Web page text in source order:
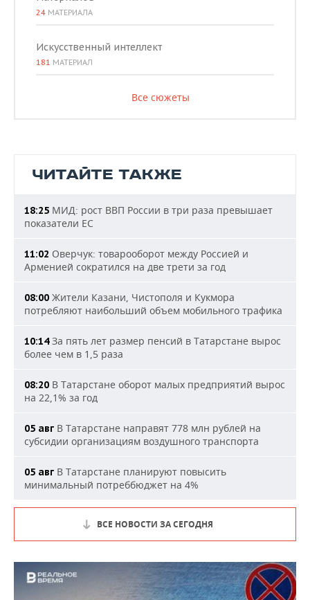
24 МАТЕРИАЛА
Искусственный интеллект
181 МАТЕРИАЛ
Все сюжеты
ЧИТАЙТЕ ТАКЖЕ
18:25 МИД: рост ВВП России в три раза превышает
показатели ЕС
11:02 Оверчук: товарооборот между Россией и
Арменией сократился на две трети за год
08:00 Жители Казани, Чистополя и Кукмора
потребляют наибольший объем мобильного трафика
10:14За пять лет размер пенсий в Татарстане вырос
более чем в 1,5 раза
08:20 В Татарстане оборот малых предприятий вырос
на 22,1% за год
05 авг В Татарстане направят 778 млн рублей на
субсидии организациям воздушного транспорта
05 авг В Татарстане планируют повысить
минимальный потреббюджет на 4%
ВСЕ НОВОСТИ ЗА СЕГОДНЯ